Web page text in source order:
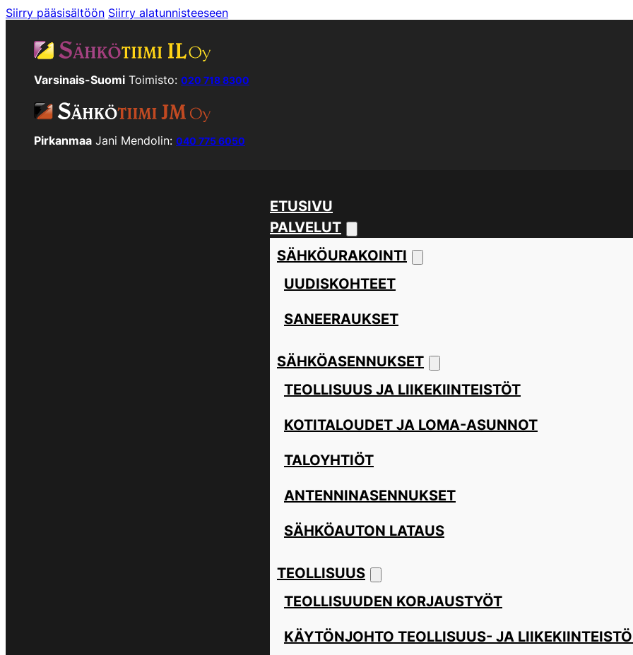
Siirry pääsisältöön Siirry alatunnisteeseen
Varsinais-Suomi Toimisto: 020 718 8300
Pirkanmaa Jani Mendolin: 040 775 6050
ETUSIVU
PALVELUT
SÄHKÖURAKOINTI
UUDISKOHTEET
SANEERAUKSET
SÄHKÖASENNUKSET
TEOLLISUUS JA LIIKEKIINTEISTÖT
KOTITALOUDET JA LOMA-ASUNNOT
TALOYHTIÖT
ANTENNINASENNUKSET
SÄHKÖAUTON LATAUS
TEOLLISUUS
TEOLLISUUDEN KORJAUSTYÖT
KÄYTÖNJOHTO TEOLLISUUS- JA